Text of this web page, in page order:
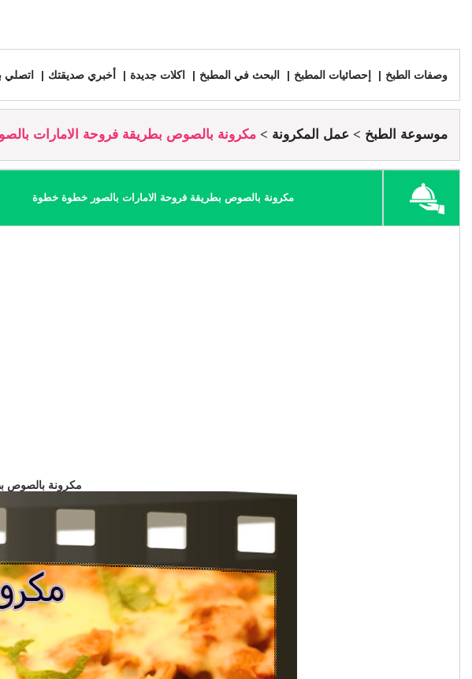
وصفات الطبخ إحصائيات المطبخ البحث في المطبخ اكلات جديدة أخبري صديقتك اتصلي
موسوعة الطبخ عمل المكرونة مكرونة بالصوص بطريقة فروحة الامارات
مكرونة بالصوص بطريقة فروحة الامارات بالصور خطوة خطوة
مكرونة بالصوص